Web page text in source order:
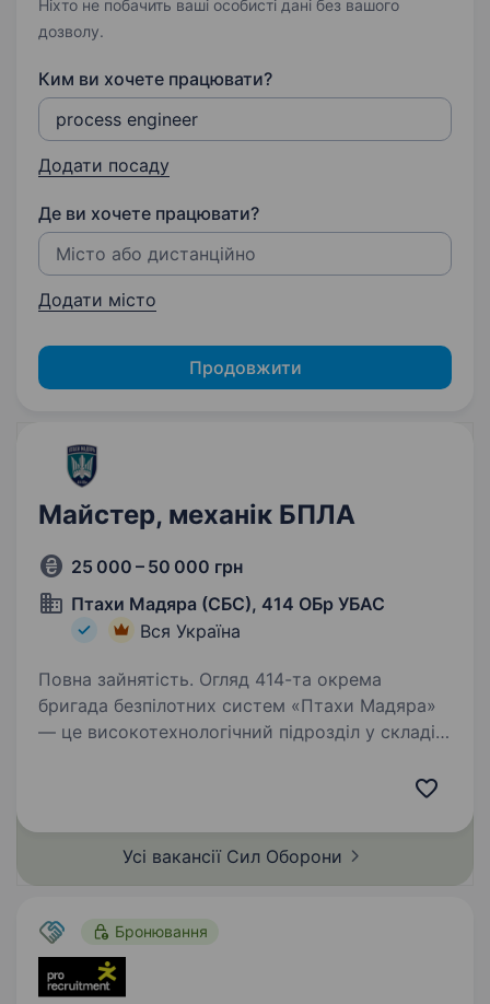
Ніхто не побачить ваші особисті дані без вашого
дозволу.
Ким ви хочете працювати?
Додати посаду
Де ви хочете працювати?
Додати місто
Продовжити
Майстер, механік БПЛА
25 000 – 50 000 грн
Птахи Мадяра (СБС), 414 ОБр УБАС
Вся Україна
Повна зайнятість. Огляд 414-та окрема
бригада безпілотних систем «Птахи Мадяра»
— це високотехнологічний підрозділ у складі
України, що спеціалізується на застосуванні
Усі вакансії Сил Оборони
Бронювання